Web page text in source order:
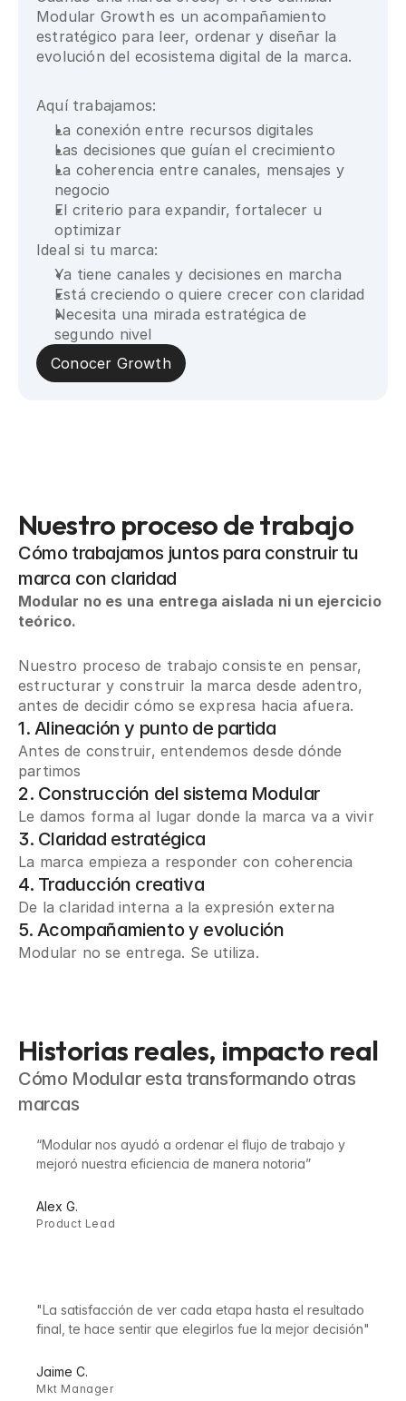
Modular Growth es un acompañamiento
estratégico para leer, ordenar y diseñar la
evolución del ecosistema digital de la marca.
Aquí trabajamos:
La conexión entre recursos digitales
Las decisiones que guían el crecimiento
La coherencia entre canales, mensajes y
negocio
El criterio para expandir, fortalecer u
optimizar
Ideal si tu marca:
Ya tiene canales y decisiones en marcha
Está creciendo o quiere crecer con claridad
Necesita una mirada estratégica de
segundo nivel
Conocer Growth
Nuestro proceso de trabajo
Cómo trabajamos juntos para construir tu
marca con claridad
Modular no es una entrega aislada ni un ejercicio
teórico.
Nuestro proceso de trabajo consiste en pensar,
estructurar y construir la marca desde adentro,
antes de decidir cómo se expresa hacia afuera.
1. Alineación y punto de partida
Antes de construir, entendemos desde dónde
partimos
2. Construcción del sistema Modular
Le damos forma al lugar donde la marca va a vivir
3. Claridad estratégica
La marca empieza a responder con coherencia
4. Traducción creativa
De la claridad interna a la expresión externa
5. Acompañamiento y evolución
Modular no se entrega. Se utiliza.
Historias reales, impacto real
Cómo Modular esta transformando otras
marcas
“Modular nos ayudó a ordenar el flujo de trabajo y
mejoró nuestra eficiencia de manera notoria”
Alex G.
Product Lead
"La satisfacción de ver cada etapa hasta el resultado
final, te hace sentir que elegirlos fue la mejor decisión"
Jaime C.
Mkt Manager